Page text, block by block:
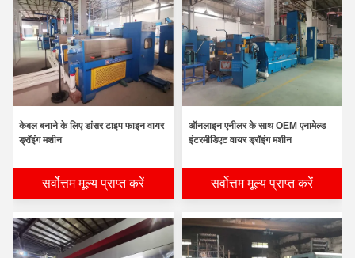
केबल बनाने के लिए डांसर टाइप फाइन वायर
ड्रॉइंग मशीन
सर्वोत्तम मूल्य प्राप्त करें
ऑनलाइन एनीलर के साथ OEM एनामेल्ड
इंटरमीडिएट वायर ड्रॉइंग मशीन
सर्वोत्तम मूल्य प्राप्त करें